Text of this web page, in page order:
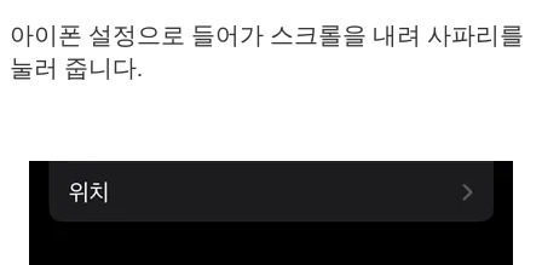
아이폰 설정으로 들어가 스크롤을 내려 사파리를
눌러 줍니다.